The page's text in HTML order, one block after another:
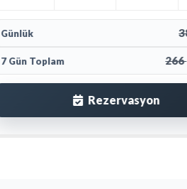
Günlük
7 Gün Toplam 266
Rezervasyon